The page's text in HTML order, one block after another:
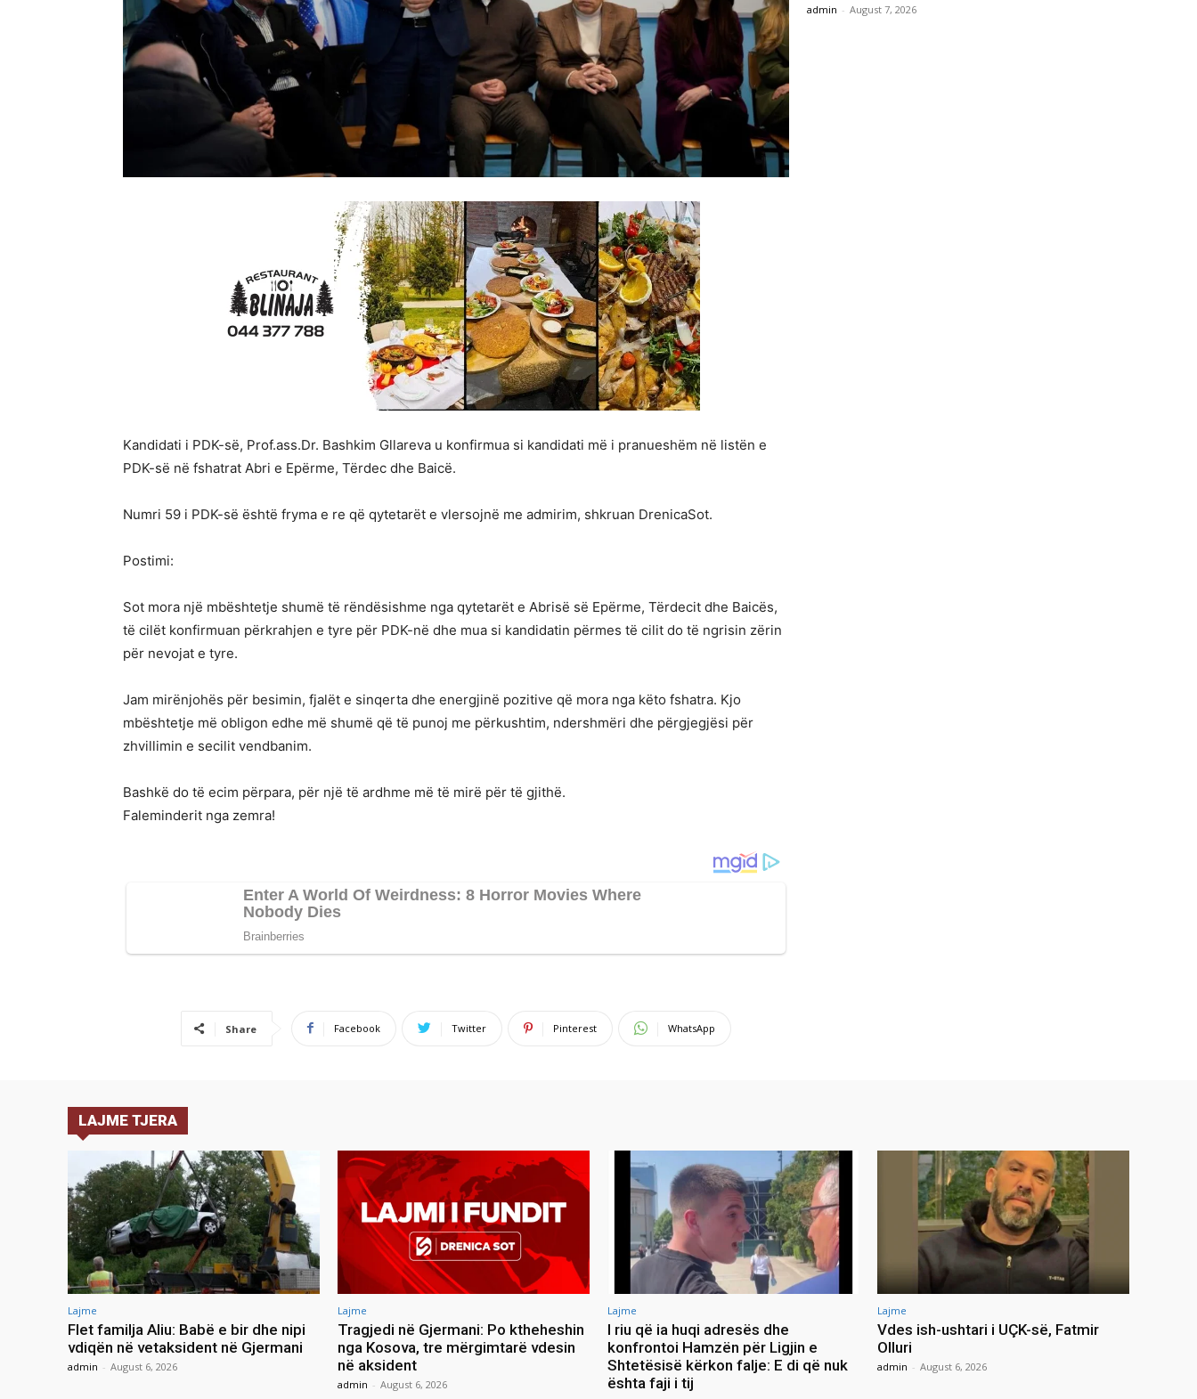
Kandidati i PDK-së, Prof.ass.Dr. Bashkim Gllareva u konfirmua si kandidati më i pranueshëm në listën e
PDK-së në fshatrat Abri e Epërme, Tërdec dhe Baicë.
Numri 59 i PDK-së është fryma e re që qytetarët e vlersojnë me admirim, shkruan DrenicaSot.
Postimi:
Sot mora një mbështetje shumë të rëndësishme nga qytetarët e Abrisë së Epërme, Tërdecit dhe Baicës,
të cilët konfirmuan përkrahjen e tyre për PDK-në dhe mua si kandidatin përmes të cilit do të ngrisin zërin
për nevojat e tyre.
Jam mirënjohës për besimin, fjalët e sinqerta dhe energjinë pozitive që mora nga këto fshatra. Kjo
mbështetje më obligon edhe më shumë që të punoj me përkushtim, ndershmëri dhe përgjegjësi për
zhvillimin e secilit vendbanim.
Bashkë do të ecim përpara, për një të ardhme më të mirë për të gjithë.
Faleminderit nga zemra!
Share Facebook Twitter Pinterest WhatsApp
admin - August 7, 2026
LAJME TJERA
Lajme
Flet familja Aliu: Babë e bir dhe nipi
vdiqën në vetaksident në Gjermani
admin - August 6, 2026
Lajme
Tragjedi në Gjermani: Po ktheheshin
nga Kosova, tre mërgimtarë vdesin
në aksident
admin - August 6, 2026
Lajme
I riu që ia huqi adresës dhe
konfrontoi Hamzën për Ligjin e
Shtetësisë kërkon falje: E di që nuk
ështa faji i tij
Lajme
Vdes ish-ushtari i UÇK-së, Fatmir
Olluri
admin - August 6, 2026